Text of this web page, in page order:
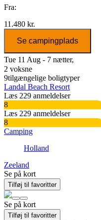
Fra:
11.480 kr.
Se campingplads
Tue 11 Aug - 7 nætter,
2 voksne
9tilgængelige boligtyper
Landal Beach Resort
Læs 229 anmeldelser
8
Læs 229 anmeldelser
8
Camping
Holland
Zeeland
Se på kort
Tilføj til favoritter
Se på kort
Tilføj til favoritter